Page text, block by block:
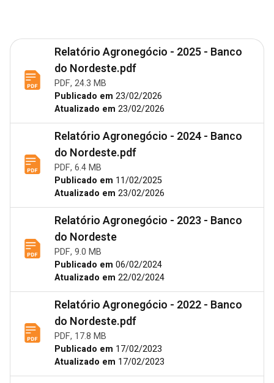
Relatório Agronegócio - 2025 - Banco
do Nordeste.pdf
PDF, 24.3 MB
Publicado em 23/02/2026
Atualizado em 23/02/2026
Relatório Agronegócio - 2024 - Banco
do Nordeste.pdf
PDF, 6.4 MB
Publicado em 11/02/2025
Atualizado em 23/02/2026
Relatório Agronegócio - 2023 - Banco
do Nordeste
PDF, 9.0 MB
Publicado em 06/02/2024
Atualizado em 22/02/2024
Relatório Agronegócio - 2022 - Banco
do Nordeste.pdf
PDF, 17.8 MB
Publicado em 17/02/2023
Atualizado em 17/02/2023